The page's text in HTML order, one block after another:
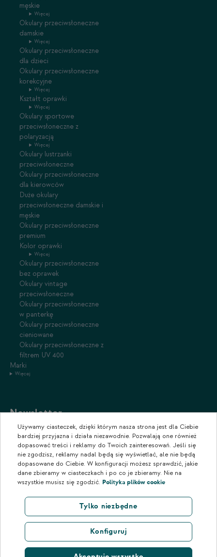
męskie
Więcej
Okulary przeciwsłoneczne
damskie
Więcej
Okulary przeciwsłoneczne
dla dzieci
Okulary przeciwsłoneczne
korekcyjne
Więcej
Kształt oprawki
Więcej
Okulary sportowe
przeciwsłoneczne z
polaryzacją
Więcej
Okulary lustrzanki
przeciwsłoneczne
Okulary przeciwsłoneczne
dla kierowców
Duże okulary
przeciwsłoneczne damskie i
męskie
Okulary przeciwsłoneczne
premium
Kolor oprawki
Więcej
Okulary przeciwsłoneczne
bez oprawek
Okulary vintage
przeciwsłoneczne
Okulary przeciwsłoneczne
w panterkę
Okulary przeciwsłoneczne
cieniowane
Okulary przeciwsłoneczne z
filtrem UV 400
Marki
Więcej
Newsletter
Zapisz się do naszego newslettera, aby otrzymywać informacje o
promocjach i nowościach w naszym sklepie.
Używamy ciasteczek, dzięki którym nasza strona jest dla Ciebie
bardziej przyjazna i działa niezawodnie. Pozwalają one również
dopasować treści i reklamy do Twoich zainteresowań. Jeśli się
nie zgodzisz, reklamy nadal będą się wyświetlać, ale nie będą
dopasowane do Ciebie. W konfiguracji możesz sprawdzić, jakie
dane zbieramy w ciasteczkach i po co je zbieramy. Nie na
wszystkie musisz się zgodzić. Polityka plików cookie
Tylko niezbędne
Konfiguruj